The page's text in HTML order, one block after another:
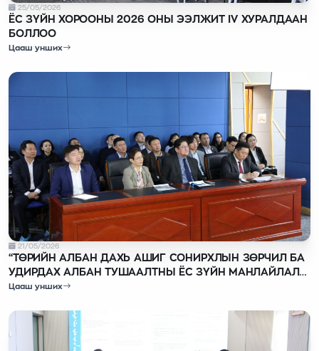
25/05/2026
ЁС ЗҮЙН ХОРООНЫ 2026 ОНЫ ЭЭЛЖИТ IV ХУРАЛДААН
БОЛЛОО
Цааш унших
21/05/2026
“ТӨРИЙН АЛБАН ДАХЬ АШИГ СОНИРХЛЫН ЗӨРЧИЛ БА
УДИРДАХ АЛБАН ТУШААЛТНЫ ЁС ЗҮЙН МАНЛАЙЛАЛ”
СУРГАЛТ, ХЭЛЭЛЦҮҮЛЭГ БОЛОВ
Цааш унших